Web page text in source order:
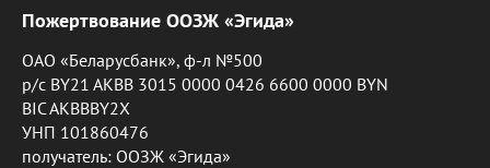
Пожертвование ООЗЖ «Эгида»
ОАО «Беларусбанк», ф-л №500
р/с BY21 AKBB 3015 0000 0426 6600 0000 BYN
BIC AKBBBY2X
УНП 101860476
получатель: ООЗЖ «Эгида»